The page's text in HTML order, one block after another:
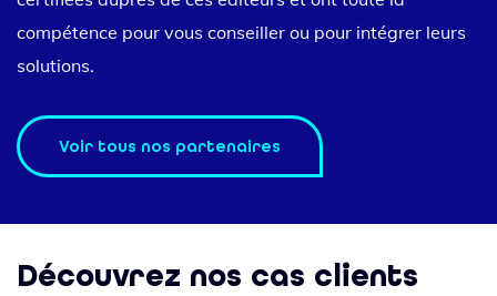
compétence pour vous conseiller ou pour intégrer leurs
solutions.
Voir tous nos partenaires
Découvrez nos cas clients